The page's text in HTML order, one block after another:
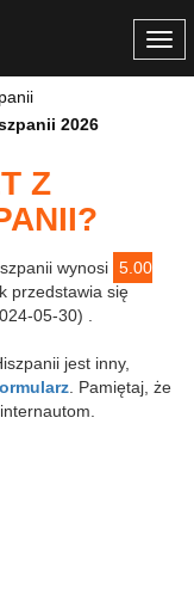
2026
Z
wynosi 5.00
przedstawia się
05-30) .
jest inny,
. Pamiętaj, że